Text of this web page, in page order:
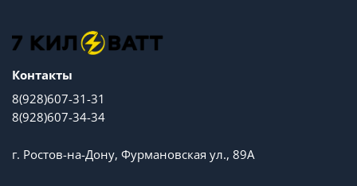
Контакты
8(928)607-31-31
8(928)607-34-34
г. Ростов-на-Дону, Фурмановская ул., 89А